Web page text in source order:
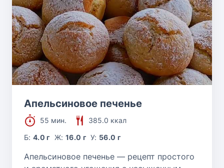
Апельсиновое печенье
55 мин.
385.0 ккал
Б:4.0 г Ж: 16.0 г У: 56.0 г
Апельсиновое печенье — рецепт простого